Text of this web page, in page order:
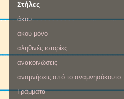
Στήλες
άκου
άκου μόνο
αληθινές ιστορίες
ανακοινώσεις
αναμνήσεις από το αναμνησόκουτο
Γράμματα